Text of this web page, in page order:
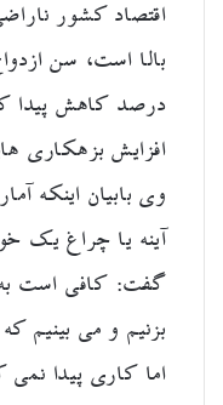
اقتصاد کشور
درصد کاهش پیدا
افزایش بزهکاری
وی بابیان اینکه
آینه یا چراغ یک
گفت: کافی است
بزنیم و می بینیم
اما کاری پیدا نمی